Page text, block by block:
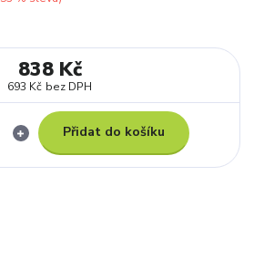
838 Kč
693 Kč bez DPH
Přidat do košíku